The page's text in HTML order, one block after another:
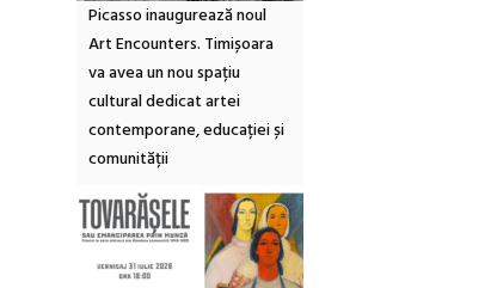
Picasso inaugurează noul
Art Encounters. Timișoara
va avea un nou spațiu
cultural dedicat artei
contemporane, educației și
comunității